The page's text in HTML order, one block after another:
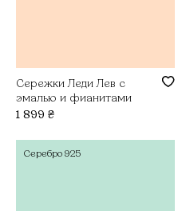
Сережки Леди Лев с
эмалью и фианитами
1 899 ₴
Серебро 925